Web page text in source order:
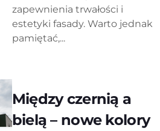
zapewnienia trwałości i
estetyki fasady. Warto jednak
pamiętać,...
Między czernią a
bielą – nowe kolory